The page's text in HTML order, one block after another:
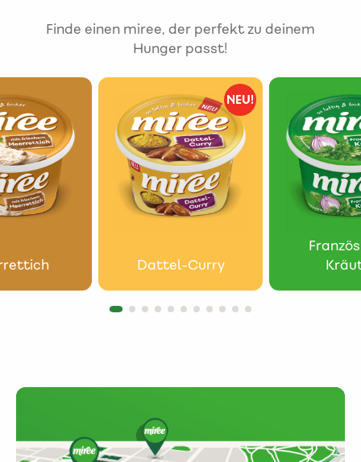
Finde einen miree, der perfekt zu deinem
Hunger passt!
NEU!
Dattel-Curry